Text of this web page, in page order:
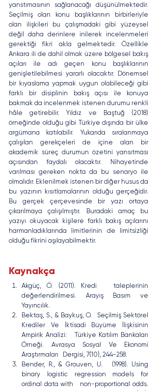
yanstımasının sağlanacağı düşünülmektedir.
Seçilmiş olan konu başlıklarının birbirleriyle
olan ilişkileri bu çalışmadaki gibi yüzeysel
değil daha derinlere inilerek incelenmeleri
gerektiği fikri akla gelmektedir. Özellikle
Ankara ili de dahil olmak üzere bölgesel bakış
açıları ile adı geçen konu başlıklarının
genişletilebilmesi yararlı olacaktır. Dönemsel
bir kıyaslama yapmak uygun olabileceği gibi
farklı bir disiplinin bakış açısı ile konuya
bakmak da incelenmek istenen durumu renkli
hâle getirebilir. Yıldız ve Baştuğ (2018)
örneğinde olduğu gibi Türkiye dışında bir ülke
argümana katılabilir. Yukarıda sıralanmaya
çalışılan gerekçeleri de içine alan bir
akademik süreç durumun özetini yansıtması
açısından faydalı olacaktır. Nihayetinde
varılması gereken nokta da bu senaryo ile
olmalıdır. Eklenilmek istenen bir diğer husus da
bu yazının kısıtlamalarının olduğu gerçeğidir.
Bu gerçek çerçevesinde bir yazı ortaya
çıkarılmaya çalışılmıştır. Buradaki amaç bu
yazıyı okuyacak kişilere farklı bakış açılarını
harmanladıklarında limitlerinin de limitsizliği
olduğu fikrini aşılayabilmektir.
Kaynakça
Akgüç, Ö. (2011). Kredi   taleplerinin
değerlendirilmesi. Arayış Basım ve
Yayıncılık.
Bektaş, S., & Baykuş, O.   Seçilmiş Sektörel
Krediler Ve İktisadi Büyüme İlişkisinin
Ampirik Analizi:   Türkiye Katılım Bankaları
Örneği. Avrasya Sosyal Ve Ekonomi
Araştırmaları   Dergisi, 7(10), 244-258.
Bender, R., & Grouven, U.   (1998). Using
binary logistic regression models for
ordinal data with   non-proportional odds.